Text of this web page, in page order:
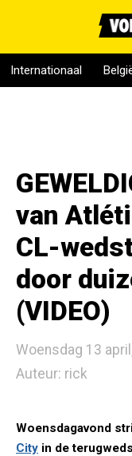
Internationaal
van
CL-
door
(VIDEO)
Woensdag 13
Auteur: rick
Woensdagavond
City in de